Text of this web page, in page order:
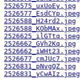
2526575_uxUoEy.jpg
2526577_EsdCYp.jpeg
2526588_H24rd2.jpg
2526588_KObMAx.jpeg
2526625_ilGTtq.jpeg
2526662_GVh2Kq.jpg
2526662_iWHt23.jpeg
2526677_cmJUc7.jpeg
2526831_pNvgQZ.jpg
2526831_yCwAIz.jpeg